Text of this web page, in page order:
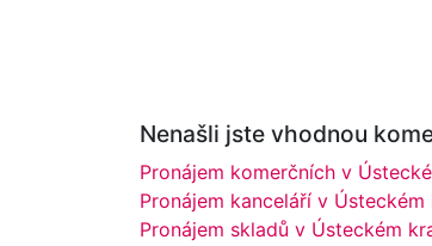
Nenašli jste vhodnou
Pronájem komerčních v
Pronájem kanceláří v Ústeckém
Pronájem skladů v Ústeckém